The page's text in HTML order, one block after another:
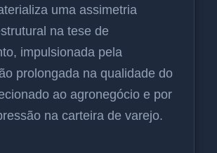
uma assimetria
na tese de
impulsionada pela
prolongada na qualidade do
ao agronegócio e por
na carteira de varejo.